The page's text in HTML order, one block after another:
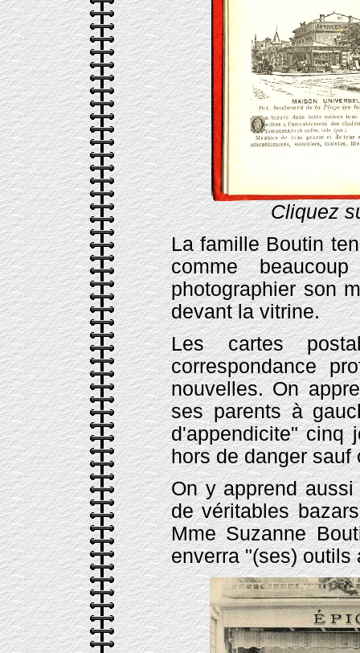
Cliquez
La famille Boutin
comme
photographier son
devant la vitrine.
Les cartes
correspondance
nouvelles. On
ses parents à
d'appendicite" cinq
hors de danger sauf
On y apprend
de véritables
Mme Suzanne
enverra "(ses) outils